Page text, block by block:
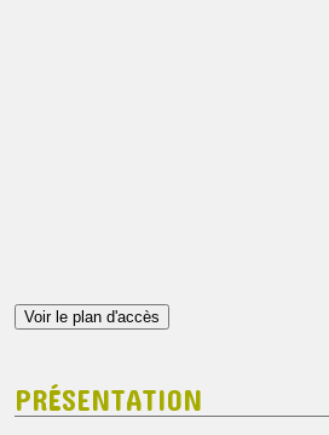
Voir le plan d'accès
PRÉSENTATION